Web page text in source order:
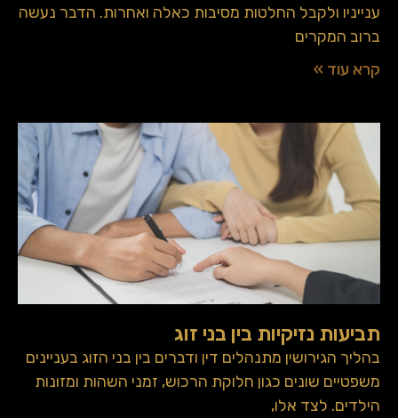
ענייניו ולקבל החלטות מסיבות כאלה ואחרות. הדבר נעשה
ברוב המקרים
קרא עוד »
תביעות נזיקיות בין בני זוג
בהליך הגירושין מתנהלים דין ודברים בין בני הזוג בעניינים
משפטיים שונים כגון חלוקת הרכוש, זמני השהות ומזונות
הילדים. לצד אלו,